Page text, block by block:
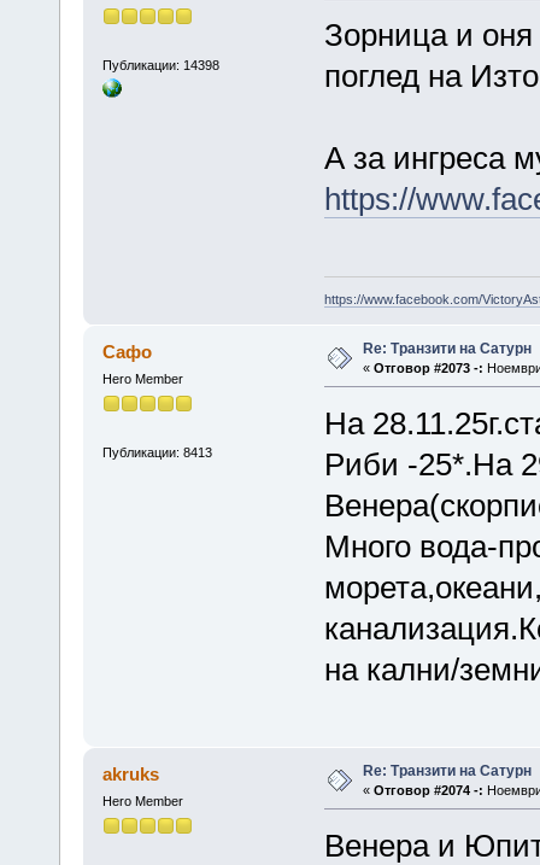
Публикации: 14398
Зорница и
поглед на
А за ингреса
https://
https://www.facebook.com/
Сафо
Hero Member
Публикации: 8413
Re: Транзити на Сатурн
« Отговор #2073 -:
На
Риби -25*.На
Много вода-
на кални/
akruks
Hero Member
Re: Транзити на Сатурн
« Отговор #2074 -:
Венера и